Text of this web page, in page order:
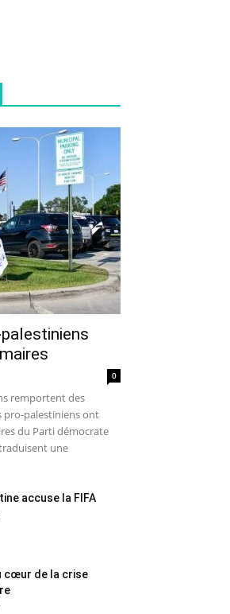
0
remportent des
pro-palestiniens ont
du Parti démocrate
une
accuse la FIFA
cœur de la crise